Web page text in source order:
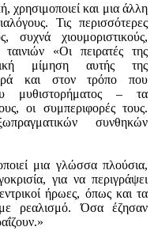
χρησιμοποιεί και μια άλλη
Τις περισσότερες
συχνά χιουμοριστικούς,
«Οι πειρατές της
μίμηση αυτής της
και στον τρόπο που
μυθιστορήματος – τα
οι συμπεριφορές τους.
συνθηκών
μια γλώσσα πλούσια,
για να περιγράψει
ήρωες, όπως και τα
ρεαλισμό. Όσα έζησαν